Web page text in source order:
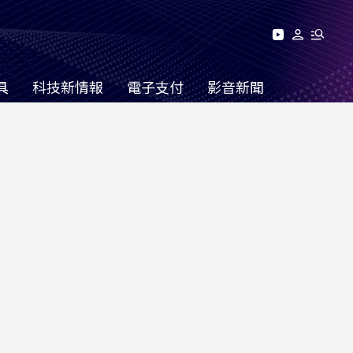
科技新情報 電子支付 影音新聞